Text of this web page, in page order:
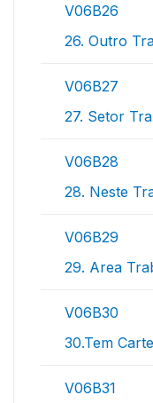
V06B26
26. Outro
V06B27
27. Setor
V06B28
28. Neste
V06B29
29. Area
V06B30
30.Tem
V06B31